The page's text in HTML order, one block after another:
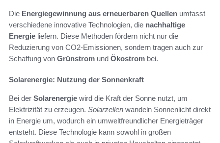
Die Energiegewinnung aus erneuerbaren Quellen umfasst
verschiedene innovative Technologien, die nachhaltige
Energie liefern. Diese Methoden fördern nicht nur die
Reduzierung von CO2-Emissionen, sondern tragen auch zur
Schaffung von Grünstrom und Ökostrom bei.
Solarenergie: Nutzung der Sonnenkraft
Bei der Solarenergie wird die Kraft der Sonne nutzt, um
Elektrizität zu erzeugen. Solarzellen wandeln Sonnenlicht direkt
in Energie um, wodurch ein umweltfreundlicher Energieträger
entsteht. Diese Technologie kann sowohl in großen